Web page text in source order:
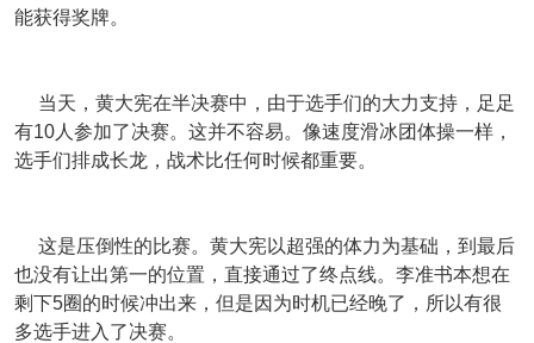
能获得奖牌。
当天，黄大宪在半决赛中，由于选手们的大力支持，足足
有10人参加了决赛。这并不容易。像速度滑冰团体操一样，
选手们排成长龙，战术比任何时候都重要。
这是压倒性的比赛。黄大宪以超强的体力为基础，到最后
也没有让出第一的位置，直接通过了终点线。李准书本想在
剩下5圈的时候冲出来，但是因为时机已经晚了，所以有很
多选手进入了决赛。